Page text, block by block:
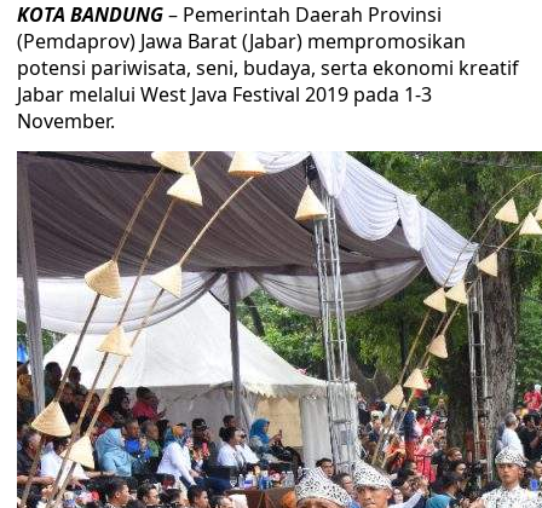
KOTA BANDUNG– Pemerintah Daerah Provinsi
(Pemdaprov) Jawa Barat (Jabar) mempromosikan
potensi pariwisata, seni, budaya, serta ekonomi kreatif
Jabar melalui West Java Festival 2019 pada 1-3
November.